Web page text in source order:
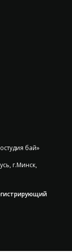
бай»
г.Минск,